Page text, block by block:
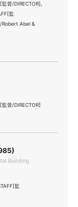
督/DIRECTOR],
監
/Robert Abel &
督/DIRECTOR]
Building
監